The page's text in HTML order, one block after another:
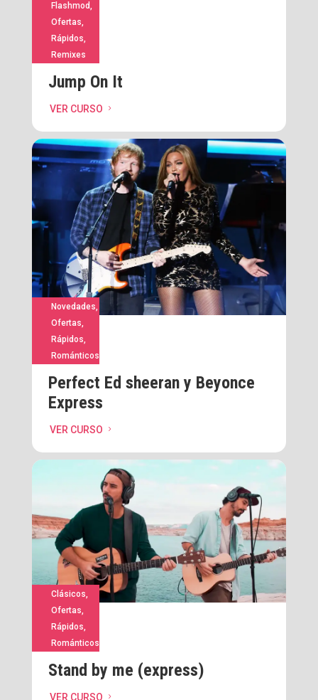
Flashmod,
Ofertas,
Rápidos,
Remixes
Jump On It
VER CURSO 5
Novedades
Ofertas
Rápidos
Románticos
Perfect Ed sheeran y Beyonce
Express
VER CURSO 5
Clásicos,
Ofertas,
Rápidos,
Románticos
Stand by me (express)
VER CURSO 5